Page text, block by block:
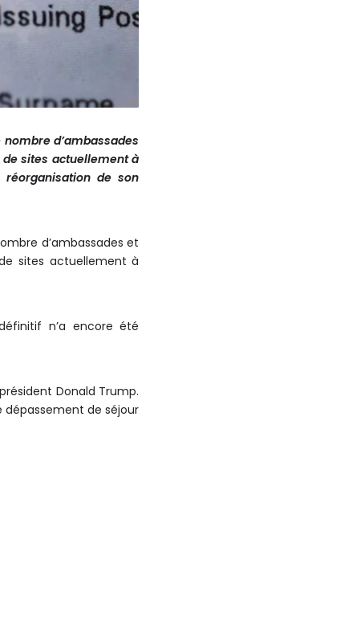
d’ambassades
sites actuellement à
réorganisation de son
d’ambassades et
sites actuellement à
n’a encore été
Donald Trump.
dépassement de séjour